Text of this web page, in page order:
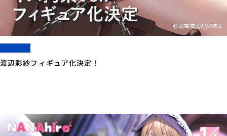
渡辺彩紗フィギュア化決定！